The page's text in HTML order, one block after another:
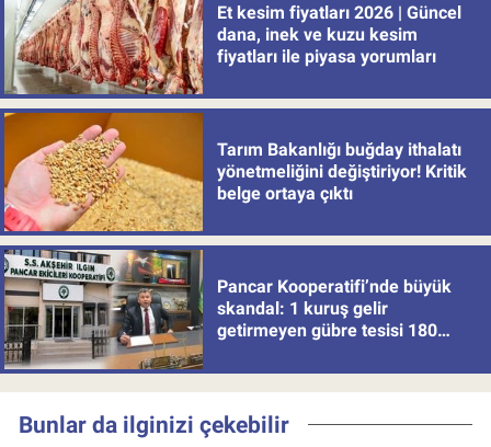
Et kesim fiyatları 2026 | Güncel
dana, inek ve kuzu kesim
fiyatları ile piyasa yorumları
Tarım Bakanlığı buğday ithalatı
yönetmeliğini değiştiriyor! Kritik
belge ortaya çıktı
Pancar Kooperatifi’nde büyük
skandal: 1 kuruş gelir
getirmeyen gübre tesisi 180
Bunlar da ilginizi çekebilir